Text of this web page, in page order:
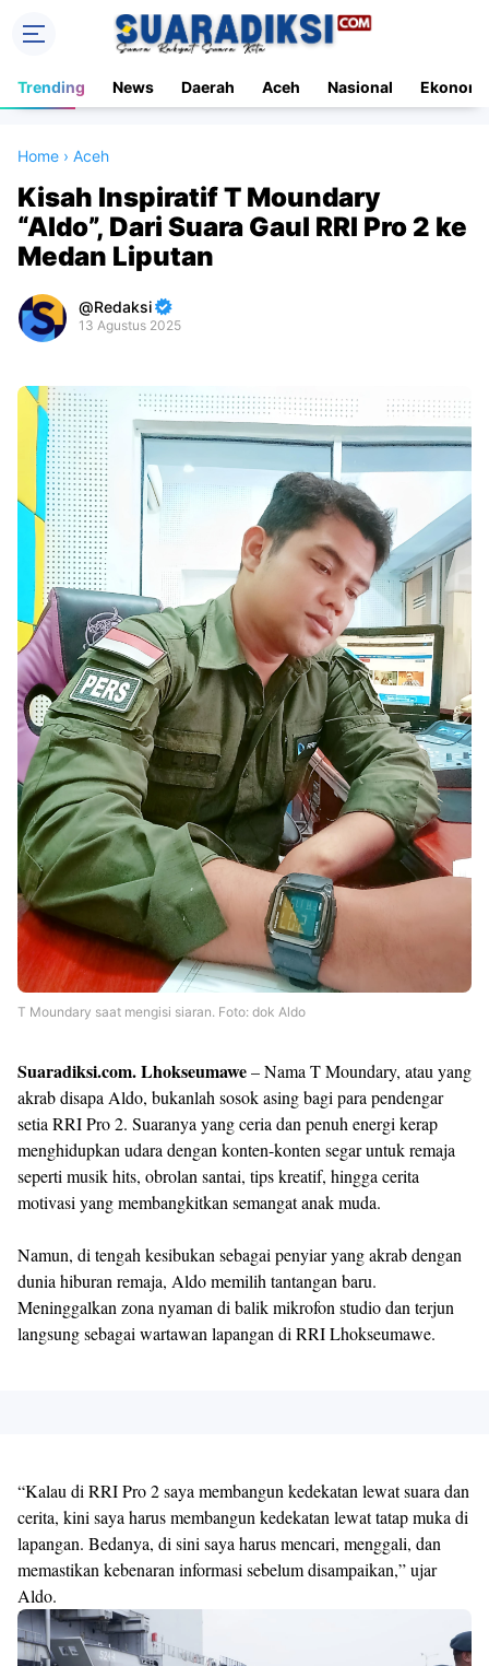
Trending News Daerah Aceh Nasional Ekonomi
Home › Aceh
Kisah Inspiratif T Moundary
“Aldo”, Dari Suara Gaul RRI Pro 2 ke
Medan Liputan
Redaksi
13 Agustus 2025
By
Raushan
Design
With
Shroff
Templates
T Moundary saat mengisi siaran. Foto: dok Aldo
Suaradiksi.com. Lhokseumawe– Nama T Moundary, atau yang
akrab disapa Aldo, bukanlah sosok asing bagi para pendengar
setia RRI Pro 2. Suaranya yang ceria dan penuh energi kerap
menghidupkan udara dengan konten-konten segar untuk remaja
seperti musik hits, obrolan santai, tips kreatif, hingga cerita
motivasi yang membangkitkan semangat anak muda.
Namun, di tengah kesibukan sebagai penyiar yang akrab dengan
dunia hiburan remaja, Aldo memilih tantangan baru.
Meninggalkan zona nyaman di balik mikrofon studio dan terjun
langsung sebagai wartawan lapangan di RRI Lhokseumawe.
“Kalau di RRI Pro 2 saya membangun kedekatan lewat suara dan
cerita, kini saya harus membangun kedekatan lewat tatap muka di
lapangan. Bedanya, di sini saya harus mencari, menggali, dan
memastikan kebenaran informasi sebelum disampaikan,” ujar
Aldo.